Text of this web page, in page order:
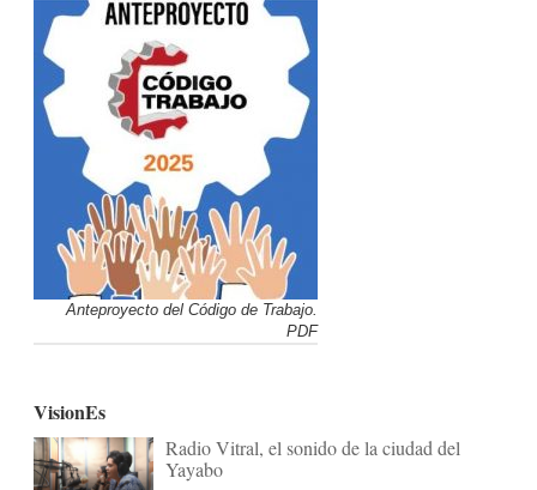
Anteproyecto del Código de Trabajo.
PDF
VisionEs
Radio Vitral, el sonido de la ciudad del
Yayabo